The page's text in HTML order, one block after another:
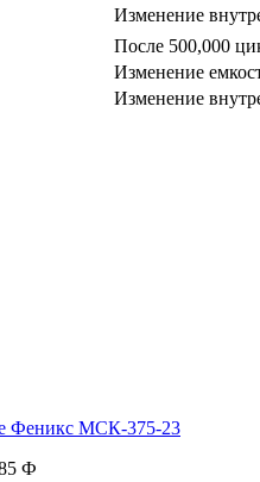
Изменение
После 500,000
Изменение
Изменение
Феникс МСК-375-23
Ф